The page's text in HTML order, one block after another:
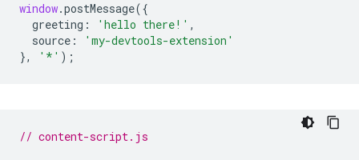
window.postMessage({
greeting : 'hello there!' ,
source :
'my-devtools-extension'
},
'*' );
// content-script.js